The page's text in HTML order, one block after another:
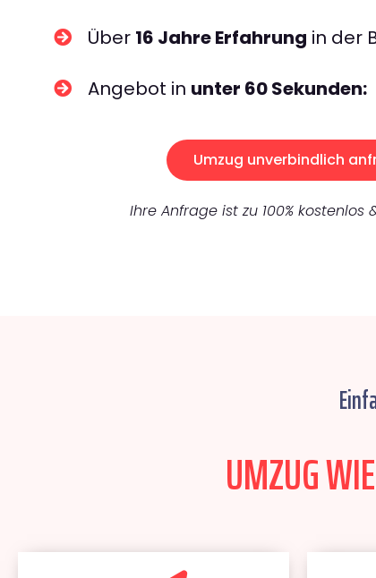
Über 16 Jahre Erfahrung in der
Angebot in unter 60 Sekunden:
Umzug unverbindlich
Ihre Anfrage ist zu 100% kostenlos
UMZUG